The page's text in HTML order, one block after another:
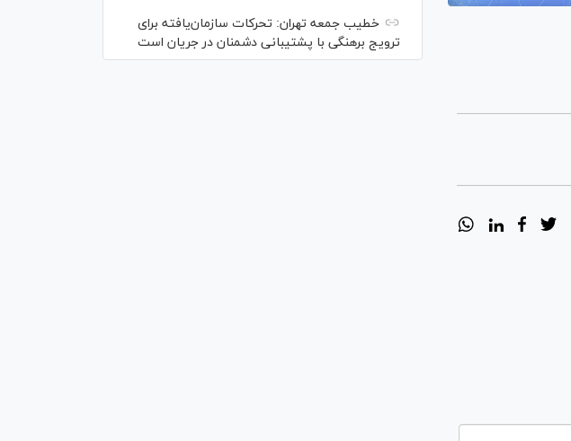
خطیب جمعه تهران: تحرکات سازمان‌یافته برای
ترویج برهنگی با پشتیبانی دشمنان در جریان است